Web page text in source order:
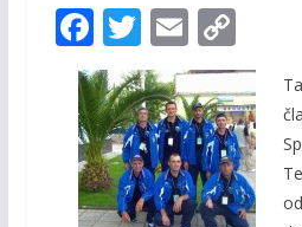
F
ac
e
b
o
o
T
w
itt
er
E
m
ai
l
C
o
p
y
Li
n